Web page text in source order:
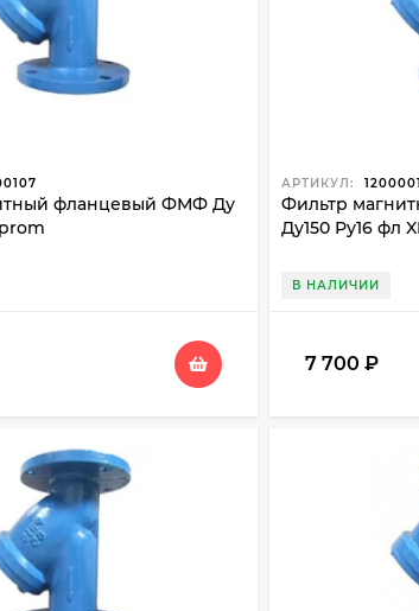
доставку по Москве, Московской
фланцевый ФМФ Ду
АРТИКУЛ:
Фильтр
Ду150 Ру16 фл
В НАЛИЧИИ
7 700 ₽